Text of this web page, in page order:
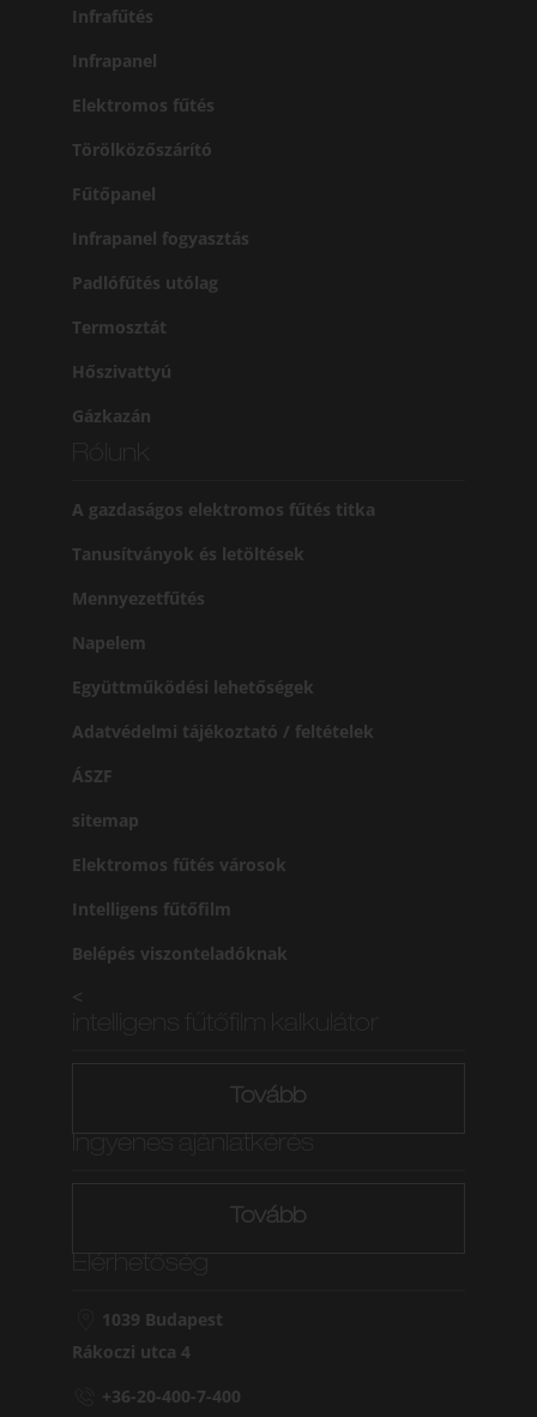
Infrafűtés
Infrapanel
Elektromos fűtés
Törölközőszárító
Fűtőpanel
Infrapanel fogyasztás
Padlófűtés utólag
Termosztát
Hőszivattyú
Gázkazán
A gazdaságos elektromos fűtés titka
Tanusítványok és letöltések
Mennyezetfűtés
Napelem
Együttműködési lehetőségek
Adatvédelmi tájékoztató / feltételek
ÁSZF
sitemap
Elektromos fűtés városok
Intelligens fűtőfilm
Belépés viszonteladóknak
<
Tovább
Tovább
1039 Budapest
Rákoczi utca 4
+36-20-400-7-400